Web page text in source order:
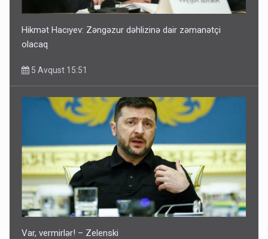
Hikmət Hacıyev: Zəngəzur dəhlizinə dair zəmanətçi
olacaq
5 Avqust 15:51
Var, vermirlər! – Zelenski